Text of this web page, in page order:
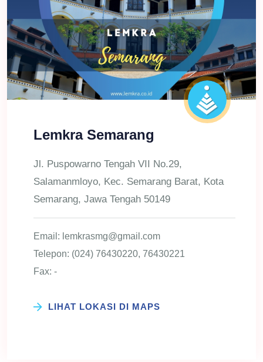
Lemkra Semarang
Jl. Puspowarno Tengah VII No.29,
Salamanmloyo, Kec. Semarang Barat, Kota
Semarang, Jawa Tengah 50149
Email: lemkrasmg@gmail.com
Telepon: (024) 76430220, 76430221
Fax: -
LIHAT LOKASI DI MAPS